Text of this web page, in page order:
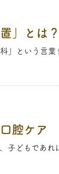
」とは？
」という言葉
腔ケア
子どもであれ